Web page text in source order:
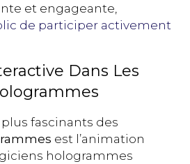
et engageante,
de participer activement
Dans Les
fascinants des
est l’animation
hologrammes